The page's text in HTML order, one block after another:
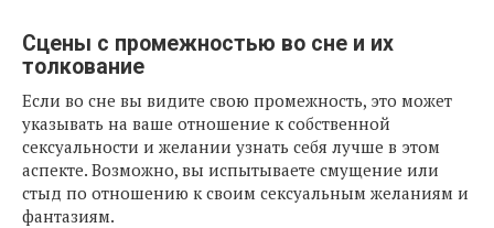
Сцены с промежностью во сне и их
толкование
Если во сне вы видите свою промежность, это может
указывать на ваше отношение к собственной
сексуальности и желании узнать себя лучше в этом
аспекте. Возможно, вы испытываете смущение или
стыд по отношению к своим сексуальным желаниям и
фантазиям.